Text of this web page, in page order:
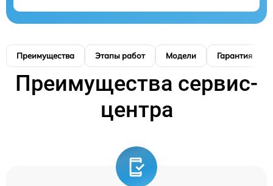
Преимущества Этапы работ Модели Гарантия
Преимущества сервис-
центра